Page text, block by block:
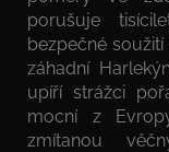
porušuje
bezpečné
záhadní
upíří strážci
mocní z
zmítanou